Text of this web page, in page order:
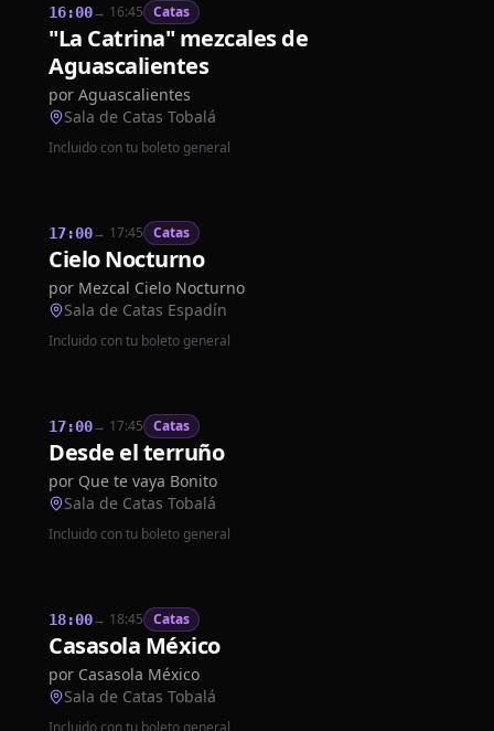
16:00→ 16:45 Catas
"La Catrina" mezcales de
Aguascalientes
por Aguascalientes
Sala de Catas Tobalá
Incluido con tu boleto general
17:00→ 17:45 Catas
Cielo Nocturno
por Mezcal Cielo Nocturno
Sala de Catas Espadín
Incluido con tu boleto general
17:00→ 17:45 Catas
Desde el terruño
por Que te vaya Bonito
Sala de Catas Tobalá
Incluido con tu boleto general
18:00→ 18:45 Catas
Casasola México
por Casasola México
Sala de Catas Tobalá
Incluido con tu boleto general